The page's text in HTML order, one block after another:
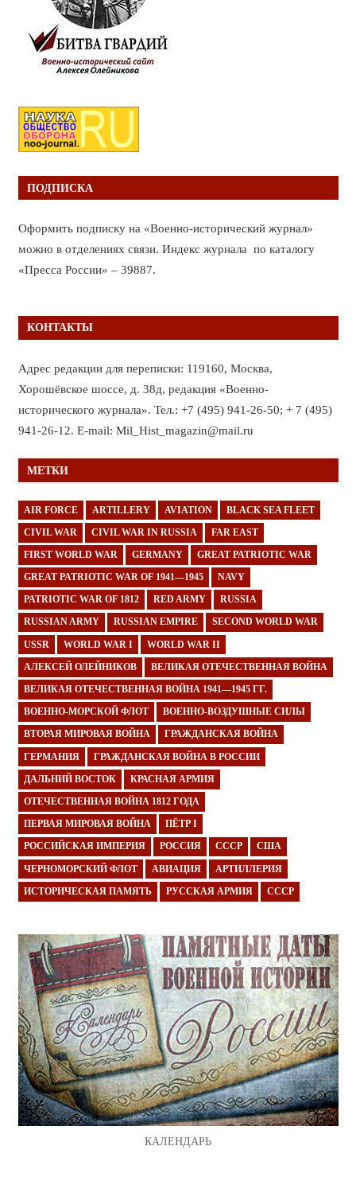
ПОДПИСКА
Оформить подписку на «Военно-исторический журнал»
можно в отделениях связи. Индекс журнала по каталогу
«Пресса России» – 39887.
КОНТАКТЫ
Адрес редакции для переписки: 119160, Москва,
Хорошёвское шоссе, д. 38д, редакция «Военно-
исторического журнала». Тел.: +7 (495) 941-26-50; + 7 (495)
941-26-12. E-mail: Mil_Hist_magazin@mail.ru
МЕТКИ
AIR FORCE ARTILLERY AVIATION BLACK SEA FLEET
CIVIL WAR CIVIL WAR IN RUSSIA FAR EAST
FIRST WORLD WAR GERMANY GREAT PATRIOTIC WAR
GREAT PATRIOTIC WAR OF 1941—1945 NAVY
PATRIOTIC WAR OF 1812 RED ARMY RUSSIA
RUSSIAN ARMY RUSSIAN EMPIRE SECOND WORLD WAR
USSR WORLD WAR I WORLD WAR II
АЛЕКСЕЙ ОЛЕЙНИКОВ ВЕЛИКАЯ ОТЕЧЕСТВЕННАЯ ВОЙНА
ВЕЛИКАЯ ОТЕЧЕСТВЕННАЯ ВОЙНА 1941—1945 ГГ.
ВОЕННО-МОРСКОЙ ФЛОТ ВОЕННО-ВОЗДУШНЫЕ СИЛЫ
ВТОРАЯ МИРОВАЯ ВОЙНА ГРАЖДАНСКАЯ ВОЙНА
ГЕРМАНИЯ ГРАЖДАНСКАЯ ВОЙНА В РОССИИ
ДАЛЬНИЙ ВОСТОК КРАСНАЯ АРМИЯ
ОТЕЧЕСТВЕННАЯ ВОЙНА 1812 ГОДА
ПЕРВАЯ МИРОВАЯ ВОЙНА ПЁТР I
РОССИЙСКАЯ ИМПЕРИЯ РОССИЯ СССР США
ЧЕРНОМОРСКИЙ ФЛОТ АВИАЦИЯ АРТИЛЛЕРИЯ
ИСТОРИЧЕСКАЯ ПАМЯТЬ РУССКАЯ АРМИЯ СССР
КАЛЕНДАРЬ